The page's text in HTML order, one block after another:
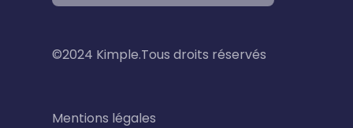
©2024 Kimple.Tous droits réservés
Mentions légales